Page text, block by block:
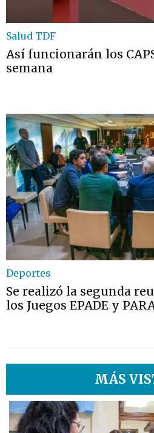
Salud TDF
Así funcionarán los
semana
Deportes
Se realizó la segunda
los Juegos EPADE y
MÁS
1